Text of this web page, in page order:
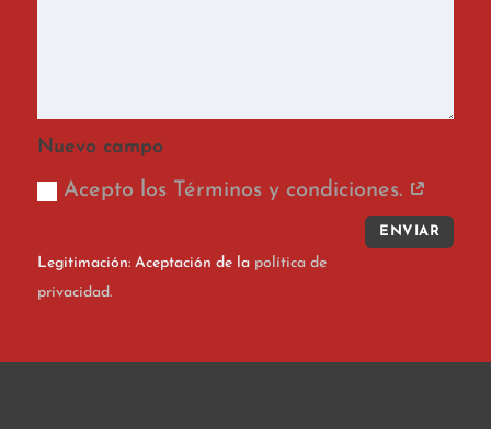
Nuevo campo
Acepto los Términos y condiciones.
ENVIAR
Legitimación: Aceptación de la política de
privacidad.